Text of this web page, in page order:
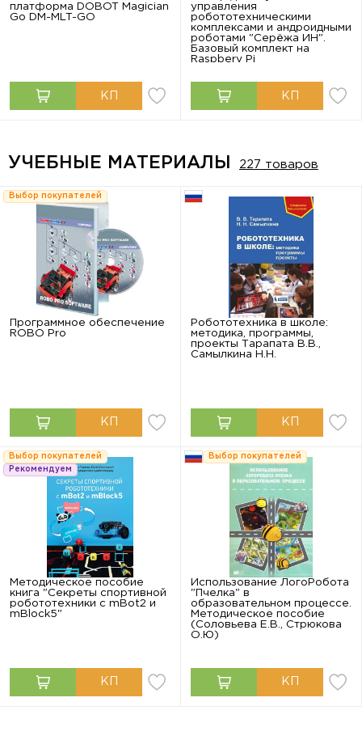
платформа DOBOT Magician
Go DM-MLT-GO
управления
робототехническими
комплексами и андроидными
роботами "Серёжа ИН".
Базовый комплект на
Raspbery Pi
УЧЕБНЫЕ МАТЕРИАЛЫ 227 товаров
Выбор покупателей
Программное обеспечение
ROBO Pro
Робототехника в школе:
методика, программы,
проекты Тарапата В.В.,
Самылкина Н.Н.
Выбор покупателей
Рекомендуем
Методическое пособие
книга "Секреты спортивной
робототехники с mBot2 и
mBlock5"
Выбор покупателей
Использование ЛогоРобота
"Пчелка" в
образовательном процессе.
Методическое пособие
(Соловьева Е.В., Стрюкова
О.Ю)